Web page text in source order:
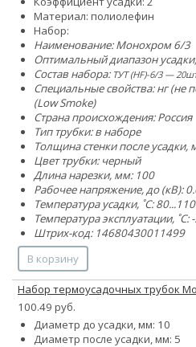
Материал: полиолефин
Набор:
Наименование: Монохром 6/3
Оптимальный диапазон
Состав набора: ТУТ (HF)-6/3 —
Специальные свойства:нг (не
(Low Smoke)
Страна происхождения: Россия
Тип трубки: в наборе
Толщина стенки после усадки,
Цвет трубки: черный
Длина нарезки, мм: 100
Рабочее напряжение, до (кВ):
Температура усадки, ˚С: 80...110
Температура эксплуатации, ˚С:
Штрих-код: 14680430011499
В корзину
Набор термоусадочных трубок
100.49 руб.
Диаметр до усадки, мм: 10
Диаметр после усадки, мм: 5